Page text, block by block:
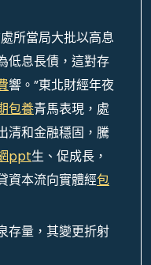
所當局大批以高息
低息長債，這對存
響。”東北財經年夜
包養青馬表現，處
清和金融穩固，騰
ppt生、促成長，
資本流向實體經包
量，其變更折射